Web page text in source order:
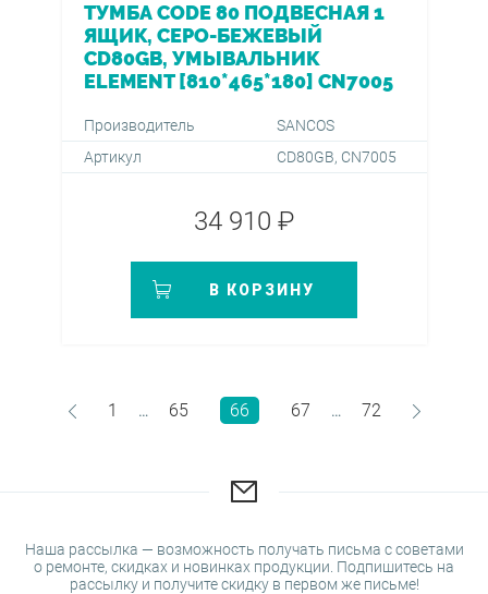
ТУМБА CODE 80 ПОДВЕСНАЯ 1
ЯЩИК, СЕРО-БЕЖЕВЫЙ
CD80GB, УМЫВАЛЬНИК
ELEMENT [810*465*180] CN7005
Производитель
SANCOS
Артикул
CD80GB, CN7005
34 910 ₽
В КОРЗИНУ
1 … 65 66 67 … 72
Наша рассылка — возможность получать письма с советами
о ремонте, скидках и новинках продукции. Подпишитесь на
рассылку и получите скидку в первом же письме!